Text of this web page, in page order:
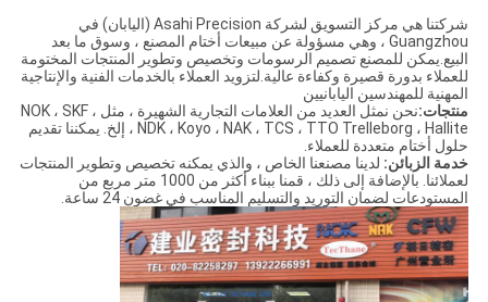
شركتنا هي مركز التسويق لشركة Asahi Precision (اليابان) في
Guangzhou ، وهي مسؤولة عن مبيعات أختام المصنع ، وسوق ما بعد
البيع.يمكن للمصنع تصميم الرسومات وتخصيص وتطوير المنتجات المختومة
للعملاء بدورة قصيرة وكفاءة عالية.لتزويد العملاء بالخدمات الفنية والإنتاجية
المهنية للمهندسين اليابانيين
منتجات:
نحن نمثل العديد من العلامات التجارية الشهيرة ، مثل NOK ، SKF ،
NDK ، Koyo ، NAK ، TCS ، TTO Trelleborg ، Hallite ، إلخ. يمكننا تقديم
حلول أختام متعددة للعملاء.
خدمة الزبائن: لدينا مصنعنا الخاص ، والذي يمكنه تخصيص وتطوير المنتجات
لعملائنا. بالإضافة إلى ذلك ، قمنا ببناء أكثر من 1000 متر مربع من
المستودعات لضمان التوريد والتسليم المناسب في غضون 24 ساعة.